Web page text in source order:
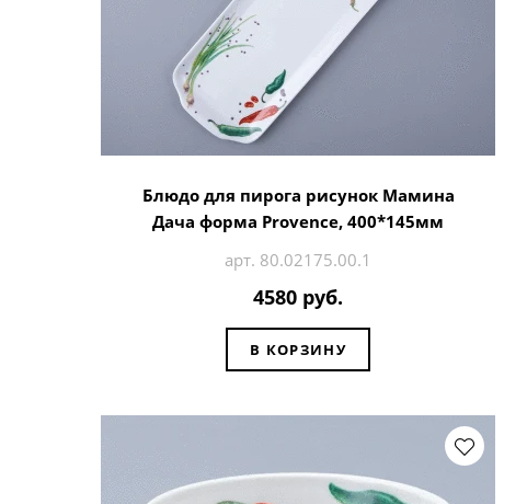
Блюдо для пирога рисунок Мамина
Дача форма Provence, 400*145мм
арт. 80.02175.00.1
4580 руб.
В КОРЗИНУ